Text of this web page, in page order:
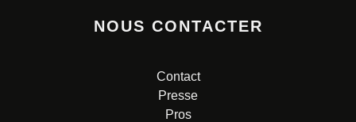
NOUS CONTACTER
Contact
Presse
Pros